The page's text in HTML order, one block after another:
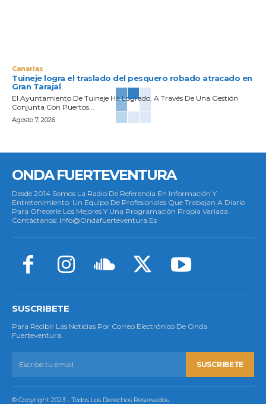
Canarias
Tuineje logra el traslado del pesquero robado atracado en
Gran Tarajal
El Ayuntamiento De Tuineje Ha Logrado, A Través De Una Gestión
Conjunta Con Puertos...
Agosto 7, 2026
ONDA FUERTEVENTURA
Desde 2014 Somos La Radio De Referencia En Información Y
Entretenimiento. Un Equipo De Profesionales Que Trabajan A Diario
Para Ofrecerle Los Mejores Y Una Programación Propia Variada.
Contáctanos: Info@ondafuerteventura.es
SUSCRIBETE
Para Recibir Las Noticias Por Correo Electrónico De Onda
Fuerteventura.
SUSCRIBETE
© Copyright 2023 - Todos Los Derechos Reservados.